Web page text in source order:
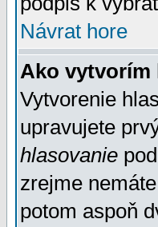
Návrat hore
Ako vytvorím
Vytvorenie
upravujete
hlasovanie
zrejme
potom aspoň